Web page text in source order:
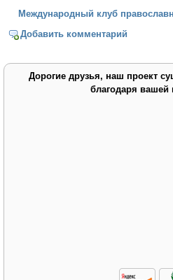
Международный клуб
Добавить комментарий
Дорогие друзья, наш проект
благодаря вашей